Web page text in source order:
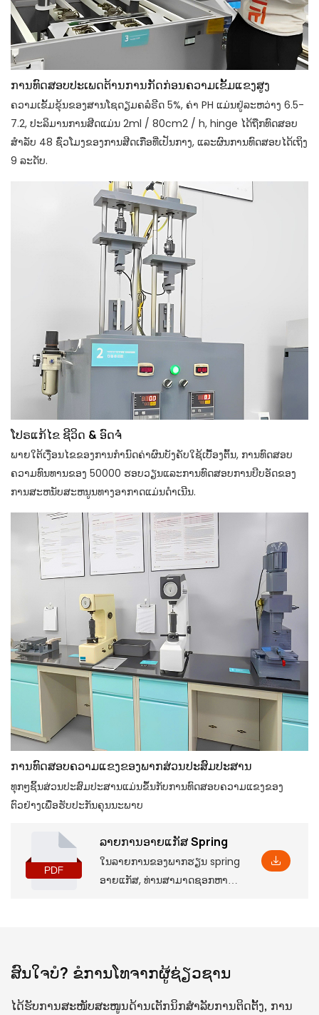
ການທົດສອບປະເພດຕ້ານການກັດກ່ອນຄວາມເຂັ້ມແຂງສູງ
ຄວາມເຂັ້ມຂຸ້ນຂອງສານໂຊດຽມຄລໍຣີດ 5%, ຄ່າ PH ແມ່ນຢູ່ລະຫວ່າງ 6.5-
7.2, ປະລິມານການສີດແມ່ນ 2ml / 80cm2 / h, hinge ໄດ້ຖືກທົດສອບ
ສໍາລັບ 48 ຊົ່ວໂມງຂອງການສີດເກືອທີ່ເປັນກາງ, ແລະຜົນການທົດສອບໄດ້ເຖິງ
9 ລະດັບ.
ໂປຣແກ້ໄຂ ຊີວິດ & ອົດຈໍ່
ພາຍໃຕ້ເງື່ອນໄຂຂອງການກໍານົດຄ່າຜົນບັງຄັບໃຊ້ເບື້ອງຕົ້ນ, ການທົດສອບ
ຄວາມທົນທານຂອງ 50000 ຮອບວຽນແລະການທົດສອບການບີບອັດຂອງ
ການສະຫນັບສະຫນູນທາງອາກາດແມ່ນດໍາເນີນ.
ການທົດສອບຄວາມແຂງຂອງພາກສ່ວນປະສົມປະສານ
ທຸກໆຊິ້ນສ່ວນປະສົມປະສານແມ່ນຂຶ້ນກັບການທົດສອບຄວາມແຂງຂອງ
ຕົວຢ່າງເພື່ອຮັບປະກັນຄຸນນະພາບ
ລາຍການອາຍແກັສ Spring
ໃນລາຍການຂອງພາກຮຽນ spring
ອາຍແກັສ, ທ່ານສາມາດຊອກຫາ
ຈະຊ່ວຍໃຫ້ທ່ານເຂົ້າໃຈໃນຄວາມ
ສົນໃຈບໍ? ຂໍການໂທຈາກຜູ້ຊ່ຽວຊານ
ໄດ້ຮັບການສະໜັບສະໜູນດ້ານເຕັກນິກສຳລັບການຕິດຕັ້ງ, ການ